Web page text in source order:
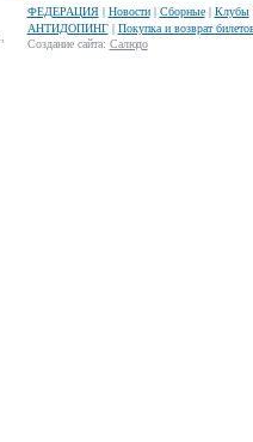
ФЕДЕРАЦИЯ| Новости| Сборные| Клубы
АНТИДОПИНГ| Покупка и возврат
Создание сайта: Салюдо